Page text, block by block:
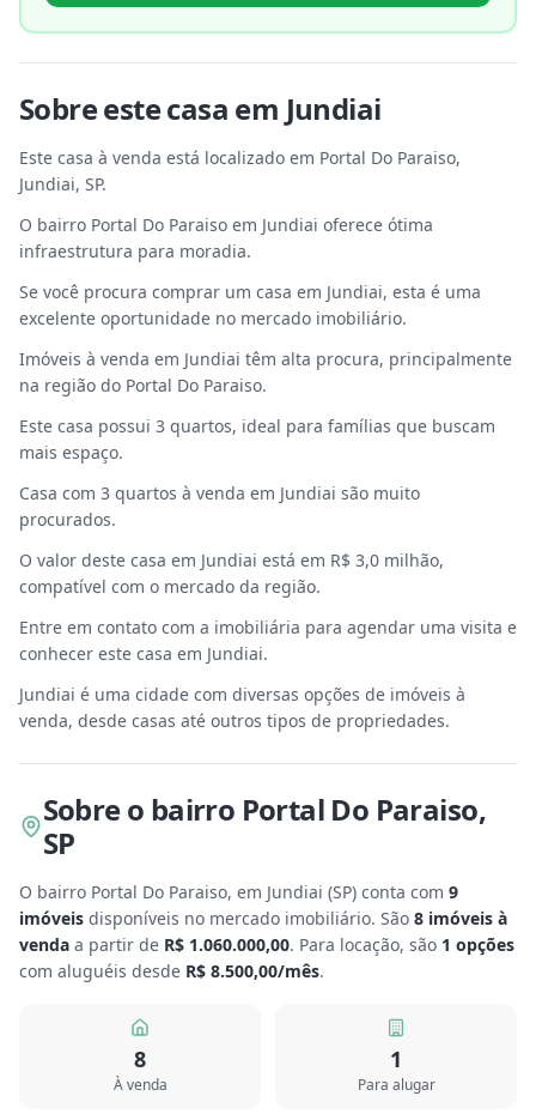
Sobre estecasa em Jundiai
Este casa à venda está localizado em Portal Do Paraiso,
Jundiai, SP.
O bairro Portal Do Paraiso em Jundiai oferece ótima
infraestrutura para moradia.
Se você procura comprar um casa em Jundiai, esta é uma
excelente oportunidade no mercado imobiliário.
Imóveis à venda em Jundiai têm alta procura, principalmente
na região do Portal Do Paraiso.
Este casa possui 3 quartos, ideal para famílias que buscam
mais espaço.
Casa com 3 quartos à venda em Jundiai são muito
procurados.
O valor deste casa em Jundiai está em R$ 3,0 milhão,
compatível com o mercado da região.
Entre em contato com a imobiliária para agendar uma visita e
conhecer este casa em Jundiai.
Jundiai é uma cidade com diversas opções de imóveis à
venda, desde casas até outros tipos de propriedades.
Sobreo bairro Portal Do Paraiso,
SP
O bairro Portal Do Paraiso, em Jundiai (SP) conta com 9
imóveis disponíveis no mercado imobiliário. São 8 imóveis à
venda a partir de R$ 1.060.000,00. Para locação, são 1 opções
com aluguéis desde R$ 8.500,00/mês.
8
À venda
1
Para alugar